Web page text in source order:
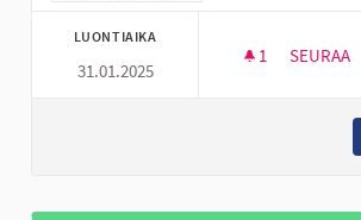
LUONTIAIKA
31.01.2025
1 1 SEURAAJA
SEURAA